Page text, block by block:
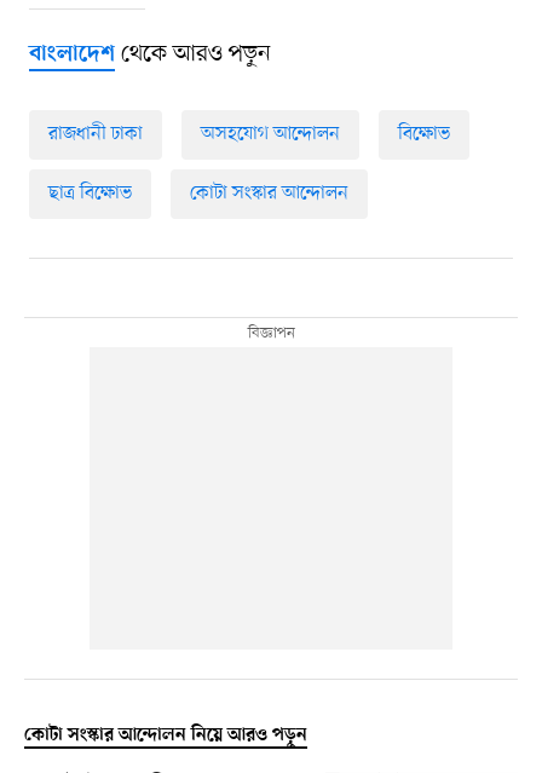
বাংলাদেশথেকে আরও পড়ুন
রাজধানী ঢাকা অসহযোগ আন্দোলন বিক্ষোভ
ছাত্র বিক্ষোভ কোটা সংস্কার আন্দোলন
কোটা সংস্কার আন্দোলন নিয়ে আরও পড়ুন